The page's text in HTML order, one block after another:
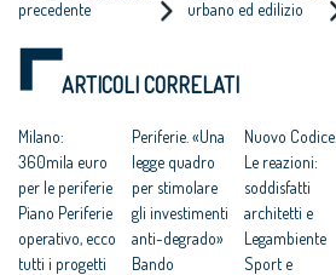
precedente
LEGAMBIENTE
urbano ed edilizio
ARTICOLI CORRELATI
Milano:
360mila euro
per le periferie
Piano Periferie
operativo, ecco
tutti i progetti
Periferie. «Una
legge quadro
per stimolare
gli investimenti
anti-degrado»
Bando
Nuovo Codice.
Le reazioni:
soddisfatti
architetti e
Legambiente
Sport e